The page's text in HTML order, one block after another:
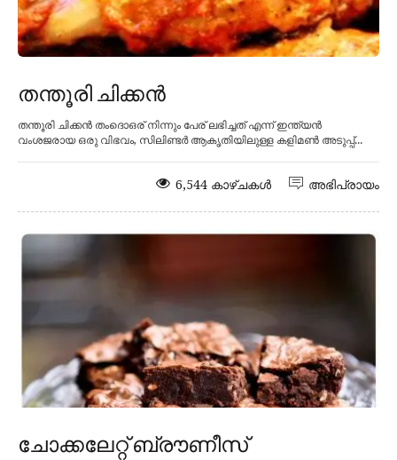
തന്തൂരി ചിക്കൻ
തന്തൂരി ചിക്കൻ തംദൊഒര് നിന്നും പേര് ലഭിച്ചത് എന്ന് ഇന്ത്യൻ
വംശജരായ ഒരു വിഭവം, സിലിണ്ടർ ആകൃതിയിലുള്ള കളിമൺ അടുപ്പ്...
അഭിപ്രായം
6,544 കാഴ്ചകൾ
ചോക്കലേറ്റ് ബ്രൗണീസ്